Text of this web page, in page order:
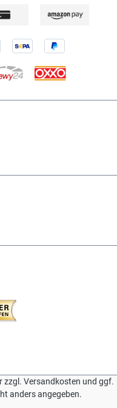
zzgl. Versandkosten und ggf.
anders angegeben.